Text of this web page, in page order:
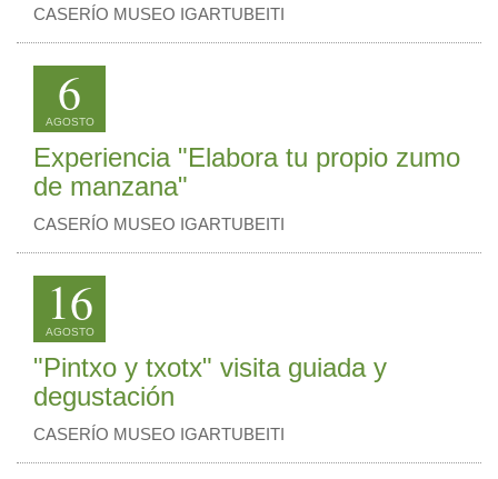
CASERÍO MUSEO IGARTUBEITI
6
AGOSTO
Experiencia "Elabora tu propio zumo
de manzana"
CASERÍO MUSEO IGARTUBEITI
16
AGOSTO
"Pintxo y txotx" visita guiada y
degustación
CASERÍO MUSEO IGARTUBEITI